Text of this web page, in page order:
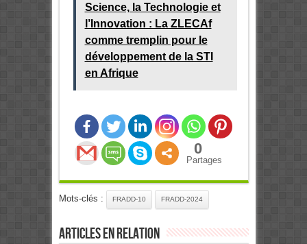
Science, la Technologie et
l’Innovation : La ZLECAf
comme tremplin pour le
développement de la STI
en Afrique
0
Partages
Mots-clés : FRADD-10 FRADD-2024
Articles en relation